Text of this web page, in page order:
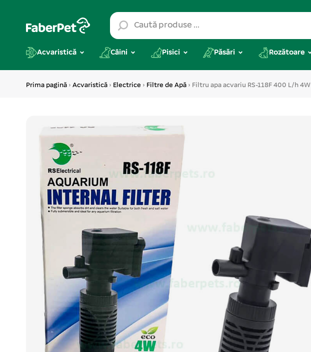
Acvaristică Câini Pisici Păsări Rozătoare
Prima pagină › Acvaristică › Electrice › Filtre de Apă › Filtru apa acvariu RS-118F 400 L/h 4W